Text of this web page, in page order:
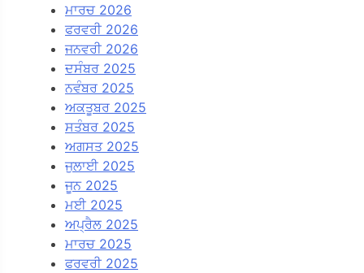
ਮਾਰਚ 2026
ਫਰਵਰੀ 2026
ਜਨਵਰੀ 2026
ਦਸੰਬਰ 2025
ਨਵੰਬਰ 2025
ਅਕਤੂਬਰ 2025
ਸਤੰਬਰ 2025
ਅਗਸਤ 2025
ਜੁਲਾਈ 2025
ਜੂਨ 2025
ਮਈ 2025
ਅਪ੍ਰੈਲ 2025
ਮਾਰਚ 2025
ਫਰਵਰੀ 2025